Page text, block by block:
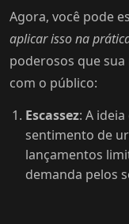
Agora, você pode
aplicar isso na
poderosos que
com o público:
Escassez: A
sentimento de
lançamentos
demanda pelos